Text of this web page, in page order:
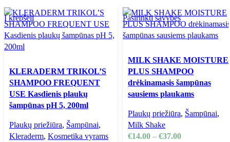
Į krepšelį
KLERADERM TRIKOL’S
SHAMPOO FREQUENT
USE Kasdienis plaukų
šampūnas pH 5, 200ml
Plaukų priežiūra, Šampūnai,
Kleraderm, Kosmetika vyrams
Pasirinkti savybes
MILK SHAKE MOISTURE
PLUS SHAMPOO
drėkinamasis šampūnas
sausiems plaukams
Plaukų priežiūra, Šampūnai,
Milk Shake
€14.00 – €37.00